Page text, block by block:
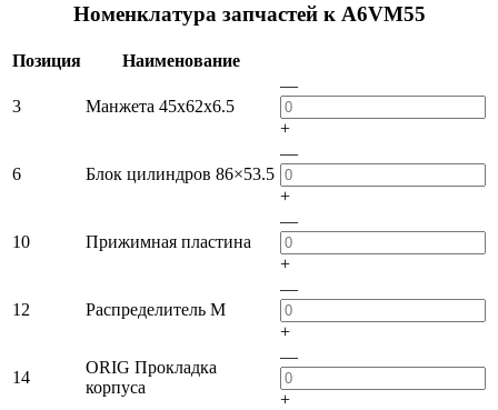
Номенклатура запчастей к A6VM55
Позиция Наименование
3 Манжета 45x62x6.5
—
+
6 Блок цилиндров 86×53.5
—
+
10 Прижимная пластина
—
+
12 Распределитель M
—
+
14
ORIG Прокладка
корпуса
—
+